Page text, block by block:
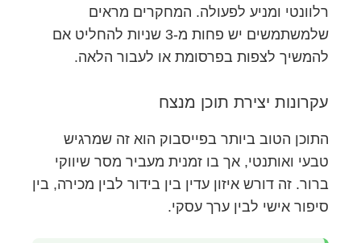
רלוונטי ומניע לפעולה. המחקרים מראים
שלמשתמשים יש פחות מ-3 שניות להחליט אם
להמשיך לצפות בפרסומת או לעבור הלאה.
עקרונות יצירת תוכן מנצח
התוכן הטוב ביותר בפייסבוק הוא זה שמרגיש
טבעי ואותנטי, אך בו זמנית מעביר מסר שיווקי
ברור. זה דורש איזון עדין בין בידור לבין מכירה, בין
סיפור אישי לבין ערך עסקי.